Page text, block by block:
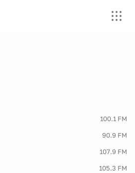
100.1 FM
90.9 FM
107.9 FM
105.3 FM